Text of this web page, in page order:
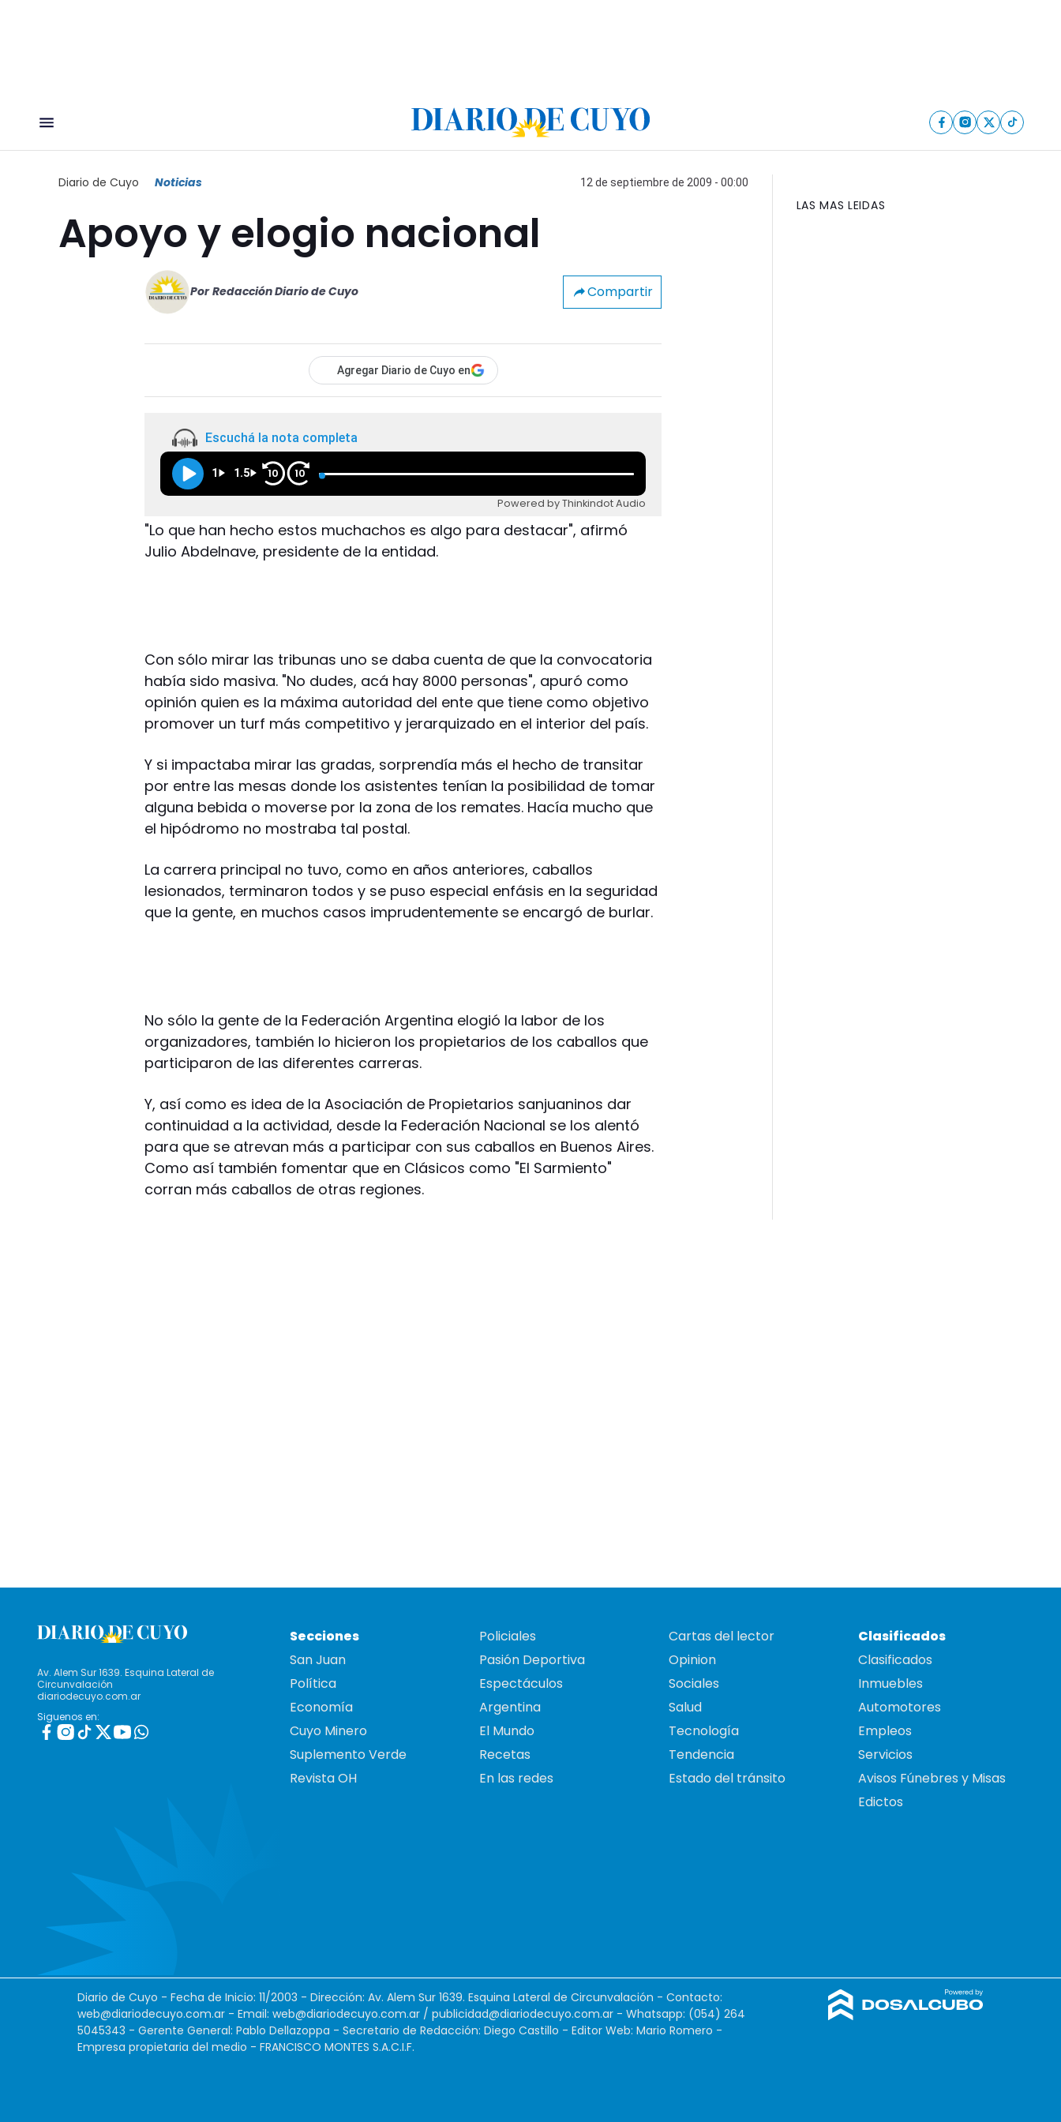
Diario de Cuyo Noticias 12 de septiembre de 2009 - 00:00
Apoyo y elogio nacional
Por Redacción Diario de Cuyo Compartir
Agregar Diario de Cuyo en
Escuchá la nota completa
1 1.5 10 10
Powered by Thinkindot Audio
"Lo que han hecho estos muchachos es algo para destacar", afirmó
Julio Abdelnave, presidente de la entidad.
Con sólo mirar las tribunas uno se daba cuenta de que la convocatoria
había sido masiva. "No dudes, acá hay 8000 personas", apuró como
opinión quien es la máxima autoridad del ente que tiene como objetivo
promover un turf más competitivo y jerarquizado en el interior del país.
Y si impactaba mirar las gradas, sorprendía más el hecho de transitar
por entre las mesas donde los asistentes tenían la posibilidad de tomar
alguna bebida o moverse por la zona de los remates. Hacía mucho que
el hipódromo no mostraba tal postal.
La carrera principal no tuvo, como en años anteriores, caballos
lesionados, terminaron todos y se puso especial enfásis en la seguridad
que la gente, en muchos casos imprudentemente se encargó de burlar.
No sólo la gente de la Federación Argentina elogió la labor de los
organizadores, también lo hicieron los propietarios de los caballos que
participaron de las diferentes carreras.
Y, así como es idea de la Asociación de Propietarios sanjuaninos dar
continuidad a la actividad, desde la Federación Nacional se los alentó
para que se atrevan más a participar con sus caballos en Buenos Aires.
Como así también fomentar que en Clásicos como "El Sarmiento"
corran más caballos de otras regiones.
LAS MAS LEIDAS
Av. Alem Sur 1639. Esquina Lateral de
Circunvalación
diariodecuyo.com.ar
Siguenos en:
Secciones
San Juan
Política
Economía
Cuyo Minero
Suplemento Verde
Revista OH
Policiales
Pasión Deportiva
Espectáculos
Argentina
El Mundo
Recetas
En las redes
Cartas del lector
Opinion
Sociales
Salud
Tecnología
Tendencia
Estado del tránsito
Clasificados
Clasificados
Inmuebles
Automotores
Empleos
Servicios
Avisos Fúnebres y Misas
Edictos
Diario de Cuyo - Fecha de Inicio: 11/2003 - Dirección: Av. Alem Sur 1639. Esquina Lateral de Circunvalación - Contacto:
web@diariodecuyo.com.ar - Email: web@diariodecuyo.com.ar / publicidad@diariodecuyo.com.ar - Whatsapp: (054) 264
5045343 - Gerente General: Pablo Dellazoppa - Secretario de Redacción: Diego Castillo - Editor Web: Mario Romero -
Empresa propietaria del medio - FRANCISCO MONTES S.A.C.I.F.